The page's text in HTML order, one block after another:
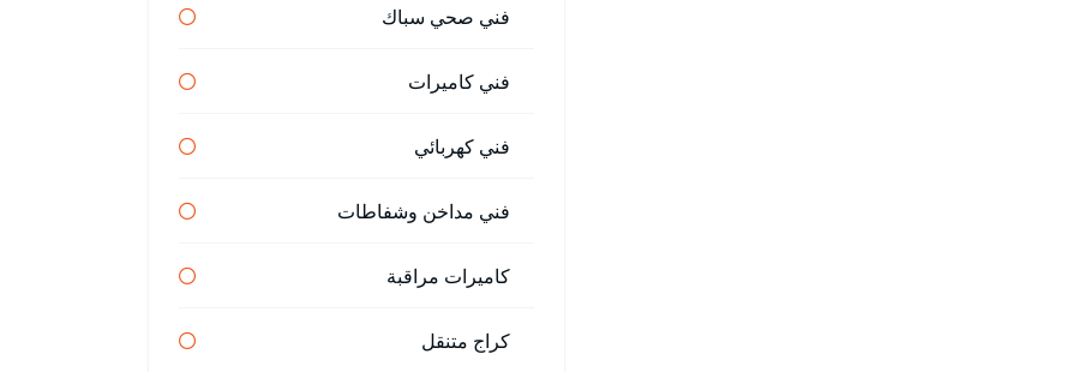
فني صحي سباك
فني كاميرات
فني كهربائي
فني مداخن وشفاطات
كاميرات مراقبة
كراج متنقل